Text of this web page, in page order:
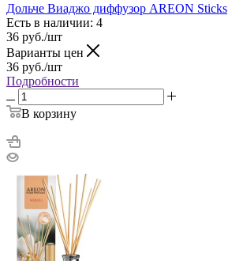
Дольче Виаджо диффузор AREON Sticks
Есть в наличии: 4
36 руб./шт
Варианты цен
36 руб./шт
Подробности
В корзину